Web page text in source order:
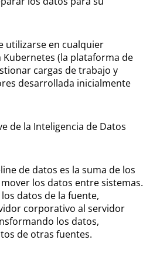
utilizarse en cualquier
(la plataforma de
cargas de trabajo y
desarrollada inicialmente
de la Inteligencia de Datos
de datos es la suma de los
los datos entre sistemas.
datos de la fuente,
corporativo al servidor
los datos,
de otras fuentes.